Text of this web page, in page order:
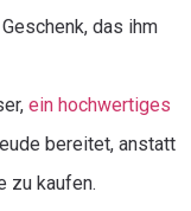
das ihm
ein hochwertiges
bereitet, anstatt
zu kaufen.